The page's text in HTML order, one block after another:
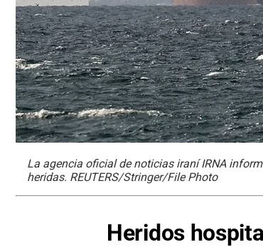
La agencia oficial de noticias iraní IRNA
heridas. REUTERS/Stringer/File Photo
Heridos